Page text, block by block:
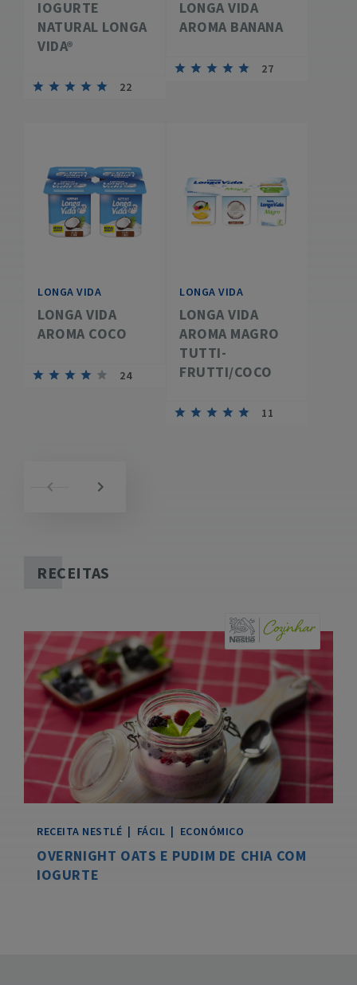
IOGURTE
NATURAL LONGA
VIDA®
22
LONGA VIDA
AROMA BANANA
27
LONGA VIDA
LONGA VIDA
AROMA COCO
24
LONGA VIDA
LONGA VIDA
AROMA MAGRO
TUTTI-
FRUTTI/COCO
11
RECEITAS
RECEITA NESTLÉ | FÁCIL | ECONÓMICO
OVERNIGHT OATS E PUDIM DE CHIA COM
IOGURTE